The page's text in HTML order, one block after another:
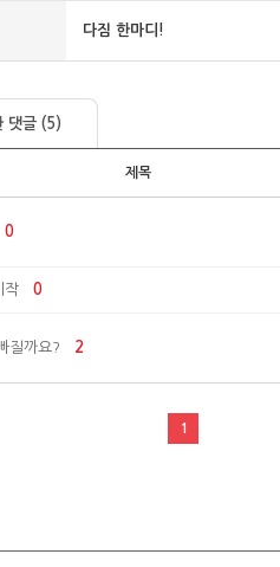
다짐 한마디!
댓글 (5)
제목
0
작 0
질까요? 2
1